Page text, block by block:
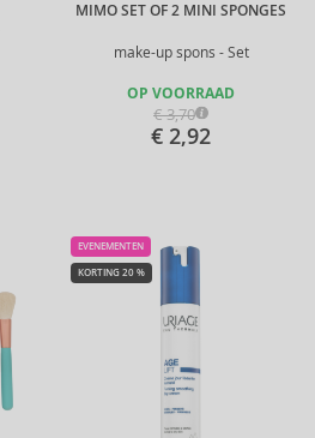
MIMO SET OF 2 MINI SPONGES
make-up spons - Set
OP VOORRAAD
€ 3,70
€ 2,92
EVENEMENTEN
KORTING 20 %